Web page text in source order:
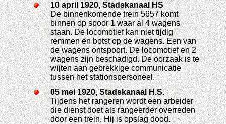
10 april 1920, Stadskanaal HS
De binnenkomende trein 5657 komt
binnen op spoor 1 waar al 4 wagens
staan. De locomotief kan niet tijdig
remmen en botst op de wagens. Een van
de wagens ontspoort. De locomotief en 2
wagens zijn beschadigd. De oorzaak is te
wijten aan gebrekkige communicatie
tussen het stationspersoneel.
05 mei 1920, Stadskanaal H.S.
Tijdens het rangeren wordt een arbeider
die dienst doet als rangeerder overreden
door een trein. Hij is opslag dood.